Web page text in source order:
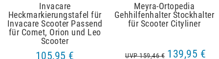
Invacare
Heckmarkierungstafel für
Invacare Scooter Passend
für Comet, Orion und Leo
Scooter
105,95 €
Meyra-Ortopedia
Gehhilfenhalter Stockhalter
für Scooter Cityliner
UVP 159,46 € 139,95 €